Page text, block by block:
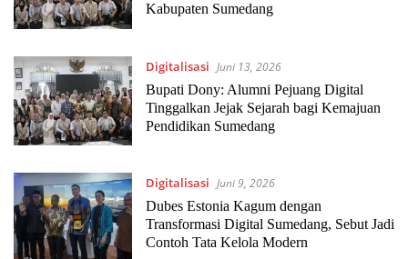
Kabupaten Sumedang
Digitalisasi Juni 13, 2026
Bupati Dony: Alumni Pejuang Digital
Tinggalkan Jejak Sejarah bagi Kemajuan
Pendidikan Sumedang
Digitalisasi Juni 9, 2026
Dubes Estonia Kagum dengan
Transformasi Digital Sumedang, Sebut Jadi
Contoh Tata Kelola Modern